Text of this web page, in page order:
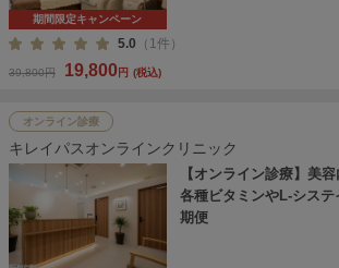
期間限定キャンペーン
5.0 （1件）
39,800円 19,800円 (税込)
オンライン診療
キレイパスオンラインクリニック
【オンライン診療】美
各種ビタミンやL-シス
期便